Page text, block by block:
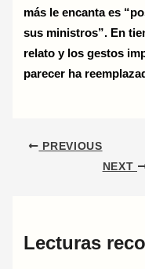
más le encanta es
sus ministros”. En
relato y los gestos
parecer ha
PREVIOUS
NEXT
Lecturas